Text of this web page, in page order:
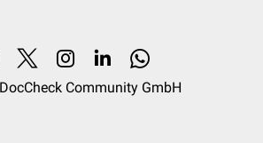
DocCheck Community GmbH